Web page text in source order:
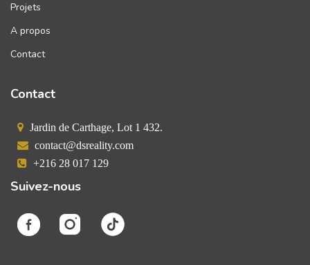
Projets
A propos
Contact
Contact
Jardin de Carthage, Lot 1 432.
contact@dsreality.com
+216 28 017 129
Suivez-nous